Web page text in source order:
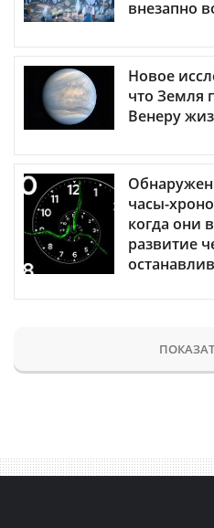
внезапно
Новое
что Земля
Венеру
часы-
когда они
развитие